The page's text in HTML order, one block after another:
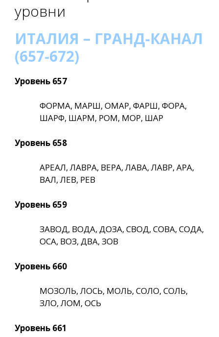
уровни
ИТАЛИЯ – ГРАНД-КАНАЛ
(657-672)
Уровень 657
ФОРМА, МАРШ, ОМАР, ФАРШ, ФОРА,
ШАРФ, ШАРМ, РОМ, МОР, ШАР
Уровень 658
АРЕАЛ, ЛАВРА, ВЕРА, ЛАВА, ЛАВР, АРА,
ВАЛ, ЛЕВ, РЕВ
Уровень 659
ЗАВОД, ВОДА, ДОЗА, СВОД, СОВА, СОДА,
ОСА, ВОЗ, ДВА, ЗОВ
Уровень 660
МОЗОЛЬ, ЛОСЬ, МОЛЬ, СОЛО, СОЛЬ,
ЗЛО, ЛОМ, ОСЬ
Уровень 661